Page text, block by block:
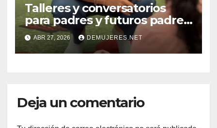
Talleres y conversatorios
para padres y futuros padres
en AltaPlaza Mall
ABR 27, 2026 DEMUJERES.NET
Deja un comentario